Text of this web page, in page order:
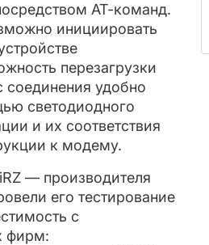
АТ-команд.
инициировать
перезагрузки
соединения удобно
светодиодного
и их соответствия
к модему.
— производителя
его тестирование
с
фирм: